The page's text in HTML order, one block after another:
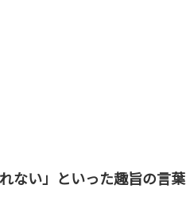
ない」といった趣旨の言葉